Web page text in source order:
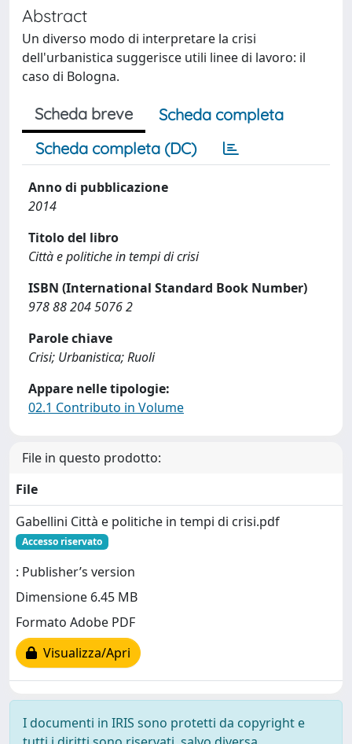
Abstract
Un diverso modo di interpretare la crisi
dell'urbanistica suggerisce utili linee di lavoro: il
caso di Bologna.
Scheda breve
Scheda completa
Scheda completa (DC)
Anno di pubblicazione
2014
Titolo del libro
Città e politiche in tempi di crisi
ISBN (International Standard Book Number)
978 88 204 5076 2
Parole chiave
Crisi; Urbanistica; Ruoli
Appare nelle tipologie:
02.1 Contributo in Volume
File in questo prodotto:
File
Gabellini Città e politiche in tempi di crisi.pdf
Accesso riservato
: Publisher’s version
Dimensione 6.45 MB
Formato Adobe PDF
Visualizza/Apri
I documenti in IRIS sono protetti da copyright e